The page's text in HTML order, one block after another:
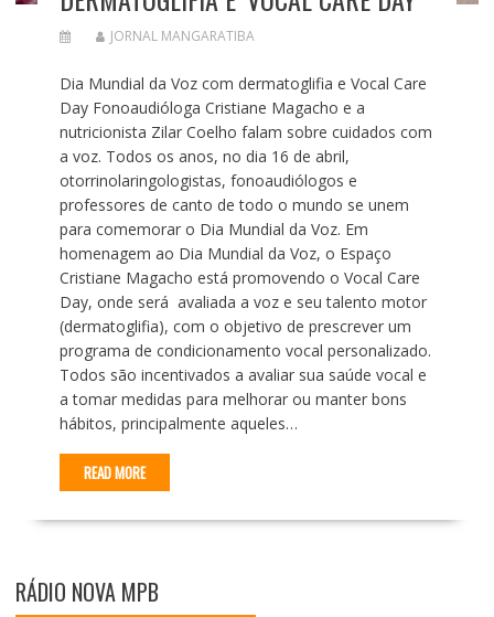
JORNAL MANGARATIBA
Dia Mundial da Voz com dermatoglifia e Vocal Care
Day Fonoaudióloga Cristiane Magacho e a
nutricionista Zilar Coelho falam sobre cuidados com
a voz. Todos os anos, no dia 16 de abril,
otorrinolaringologistas, fonoaudiólogos e
professores de canto de todo o mundo se unem
para comemorar o Dia Mundial da Voz. Em
homenagem ao Dia Mundial da Voz, o Espaço
Cristiane Magacho está promovendo o Vocal Care
Day, onde será avaliada a voz e seu talento motor
(dermatoglifia), com o objetivo de prescrever um
programa de condicionamento vocal personalizado.
Todos são incentivados a avaliar sua saúde vocal e
a tomar medidas para melhorar ou manter bons
hábitos, principalmente aqueles…
READ MORE
RÁDIO NOVA MPB